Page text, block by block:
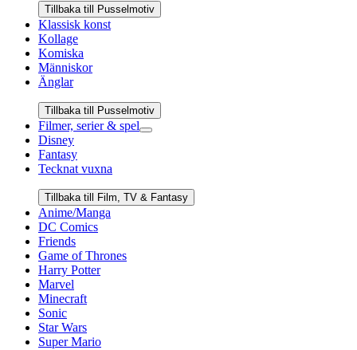
Tillbaka till Pusselmotiv
Klassisk konst
Kollage
Komiska
Människor
Änglar
Tillbaka till Pusselmotiv
Filmer, serier & spel
Disney
Fantasy
Tecknat vuxna
Tillbaka till Film, TV & Fantasy
Anime/Manga
DC Comics
Friends
Game of Thrones
Harry Potter
Marvel
Minecraft
Sonic
Star Wars
Super Mario